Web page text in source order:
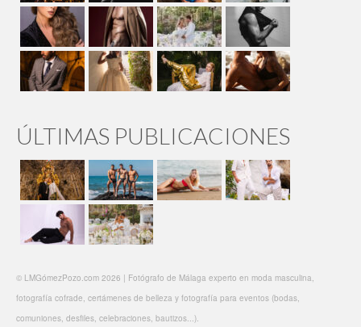
ÚLTIMAS PUBLICACIONES
© LMGómezPozo.com 2026 | Fotógrafo de Málaga experto en moda masculina,
fotografía cofrade, certámenes de belleza y fotografía para eventos (bodas,
comuniones, desfiles, celebraciones, bautizos...).